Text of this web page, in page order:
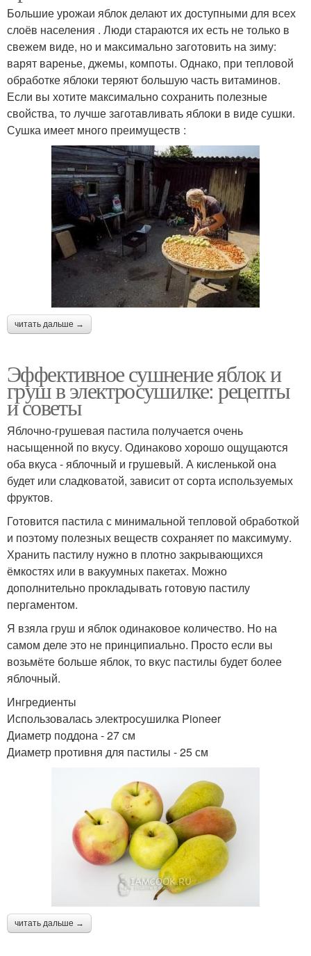
Большие урожаи яблок делают их доступными для всех
слоёв населения . Люди стараются их есть не только в
свежем виде, но и максимально заготовить на зиму:
варят варенье, джемы, компоты. Однако, при тепловой
обработке яблоки теряют большую часть витаминов.
Если вы хотите максимально сохранить полезные
свойства, то лучше заготавливать яблоки в виде сушки.
Сушка имеет много преимуществ :
читать дальше →
Эффективное сушнение яблок и
груш в электросушилке: рецепты
и советы
Яблочно-грушевая пастила получается очень
насыщенной по вкусу. Одинаково хорошо ощущаются
оба вкуса - яблочный и грушевый. А кисленькой она
будет или сладковатой, зависит от сорта используемых
фруктов.
Готовится пастила с минимальной тепловой обработкой
и поэтому полезных веществ сохраняет по максимуму.
Хранить пастилу нужно в плотно закрывающихся
ёмкостях или в вакуумных пакетах. Можно
дополнительно прокладывать готовую пастилу
пергаментом.
Я взяла груш и яблок одинаковое количество. Но на
самом деле это не принципиально. Просто если вы
возьмёте больше яблок, то вкус пастилы будет более
яблочный.
Ингредиенты
Использовалась электросушилка Pioneer
Диаметр поддона - 27 см
Диаметр противня для пастилы - 25 см
читать дальше →